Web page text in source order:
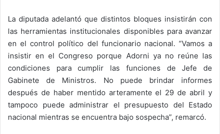
La diputada adelantó que distintos bloques insistirán con
las herramientas institucionales disponibles para avanzar
en el control político del funcionario nacional. “Vamos a
insistir en el Congreso porque Adorni ya no reúne las
condiciones para cumplir las funciones de Jefe de
Gabinete de Ministros. No puede brindar informes
después de haber mentido arteramente el 29 de abril y
tampoco puede administrar el presupuesto del Estado
nacional mientras se encuentra bajo sospecha”, remarcó.